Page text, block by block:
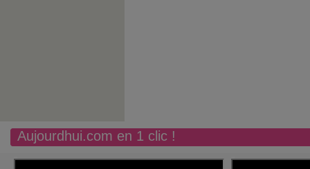
Aujourdhui.com en 1 clic !